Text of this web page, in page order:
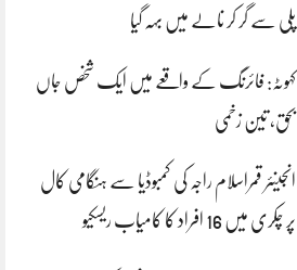
پلی سے گر کر نالے میں بہہ گیا
کہوٹہ: فائرنگ کے واقعے میں ایک شخص جاں
بحق، تین زخمی
انجینئر قمراسلام راجہ کی کمبوڈیا سے ہنگامی کال
پر چکری میں 16 افراد کا کامیاب ریسکیو